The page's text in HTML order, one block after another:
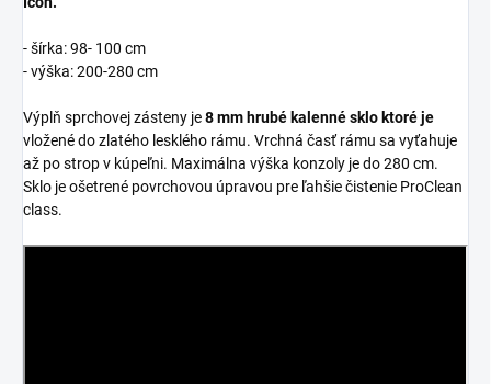
- šírka: 98- 100 cm
- výška: 200-280 cm
Výplň sprchovej zásteny je8 mm hrubé kalenné sklo ktoré je
vložené do zlatého lesklého rámu. Vrchná časť rámu sa vyťahuje
až po strop v kúpeľni. Maximálna výška konzoly je do 280 cm.
Sklo je ošetrené povrchovou úpravou pre ľahšie čistenie ProClean
class.